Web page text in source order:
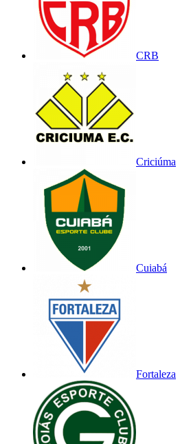
CRB
Criciúma
Cuiabá
Fortaleza